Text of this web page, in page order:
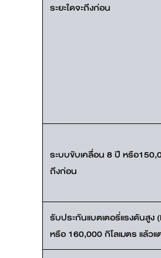
ระยะใดจะถึงก่อน
ระบบขับเคลื่อน 8 ปี หรือ
ถึงก่อน
รับประกันแบตเตอรี่แรงดันสูง
หรือ 160,000 กิโลเมตร แล้วแ